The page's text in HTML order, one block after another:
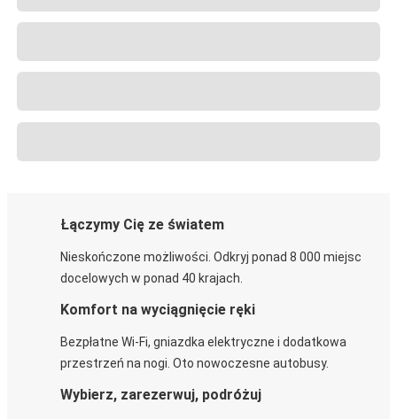
Łączymy Cię ze światem
Nieskończone możliwości. Odkryj ponad 8 000 miejsc
docelowych w ponad 40 krajach.
Komfort na wyciągnięcie ręki
Bezpłatne Wi-Fi, gniazdka elektryczne i dodatkowa
przestrzeń na nogi. Oto nowoczesne autobusy.
Wybierz, zarezerwuj, podróżuj